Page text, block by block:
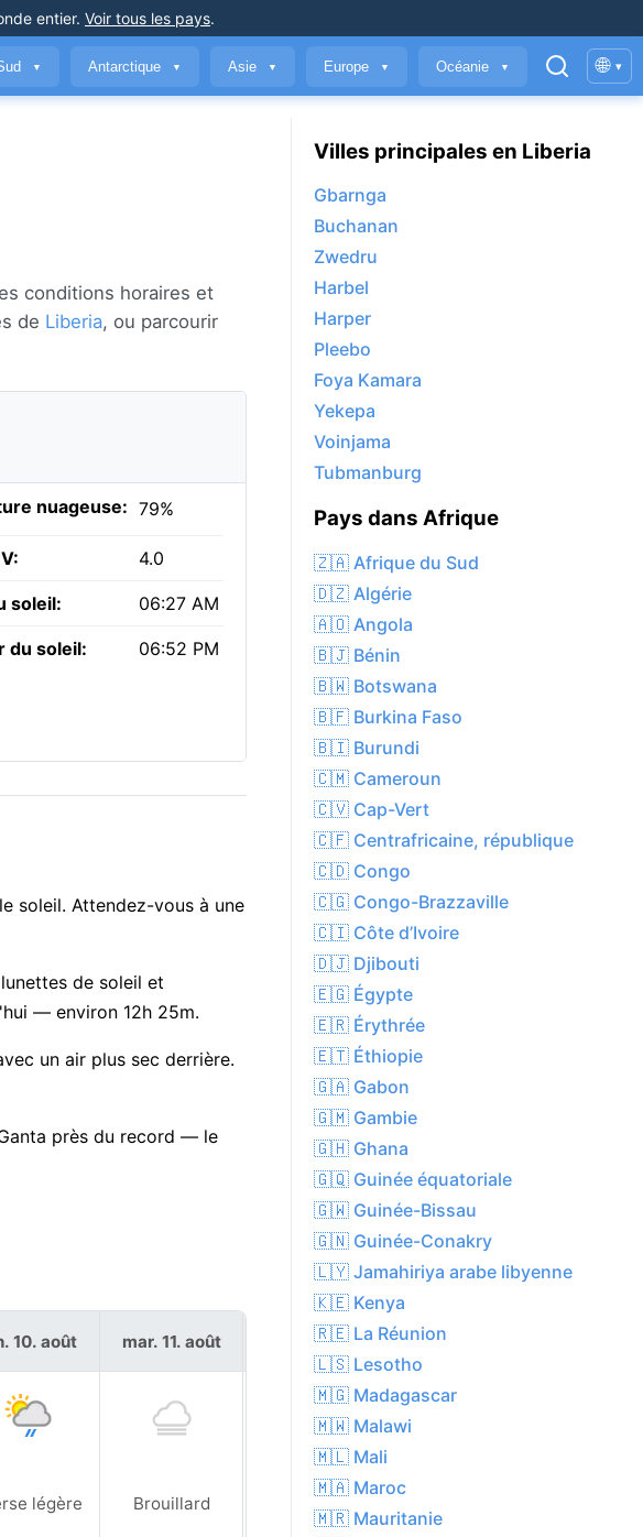
entier. Voir tous les pays.
▼ Antarctique ▼ Asie ▼ Europe ▼ Océanie ▼ 🌐 ▾
conditions horaires et
de Liberia, ou parcourir
nuageuse: 79%
4.0
soleil: 06:27 AM
du soleil: 06:52 PM
soleil. Attendez-vous à une
de soleil et
— environ 12h 25m.
un air plus sec derrière.
près du record — le
10. août
légère
mar. 11. août
Brouillard
mer. 12. août
Villes principales en Liberia
Gbarnga
Buchanan
Zwedru
Harbel
Harper
Pleebo
Foya Kamara
Yekepa
Voinjama
Tubmanburg
Pays dans Afrique
🇿🇦 Afrique du Sud
🇩🇿 Algérie
🇦🇴 Angola
🇧🇯 Bénin
🇧🇼 Botswana
🇧🇫 Burkina Faso
🇧🇮 Burundi
🇨🇲 Cameroun
🇨🇻 Cap-Vert
🇨🇫 Centrafricaine, république
🇨🇩 Congo
🇨🇬 Congo-Brazzaville
🇨🇮 Côte d’Ivoire
🇩🇯 Djibouti
🇪🇬 Égypte
🇪🇷 Érythrée
🇪🇹 Éthiopie
🇬🇦 Gabon
🇬🇲 Gambie
🇬🇭 Ghana
🇬🇶 Guinée équatoriale
🇬🇼 Guinée-Bissau
🇬🇳 Guinée-Conakry
🇱🇾 Jamahiriya arabe libyenne
🇰🇪 Kenya
🇷🇪 La Réunion
🇱🇸 Lesotho
🇲🇬 Madagascar
🇲🇼 Malawi
🇲🇱 Mali
🇲🇦 Maroc
🇲🇷 Mauritanie